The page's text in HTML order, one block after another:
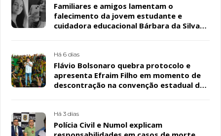
Familiares e amigos lamentam o
falecimento da jovem estudante e
cuidadora educacional Bárbara da Silva
Há 6 dias
Flávio Bolsonaro quebra protocolo e
apresenta Efraim Filho em momento de
descontração na convenção estadual do
Há 3 dias
Polícia Civil e Numol explicam